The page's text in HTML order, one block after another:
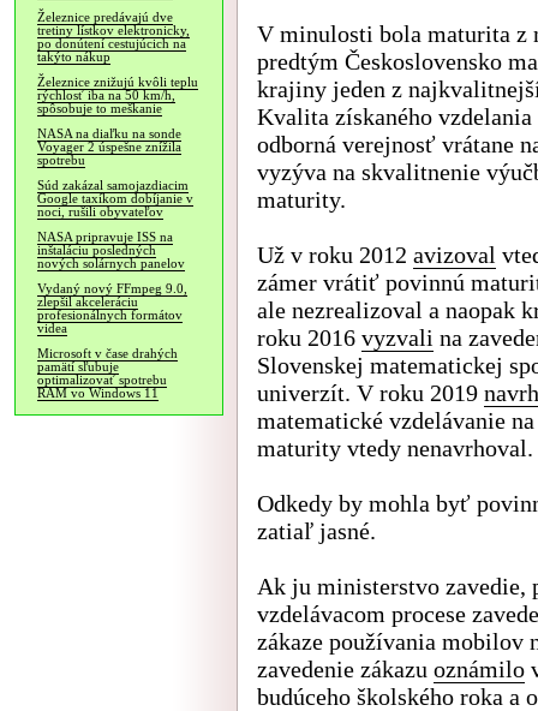
Železnice predávajú dve
tretiny lístkov elektronicky,
po donútení cestujúcich na
takýto nákup
Železnice znižujú kvôli teplu
rýchlosť iba na 50 km/h,
spôsobuje to meškanie
NASA na diaľku na sonde
Voyager 2 úspešne znížila
spotrebu
Súd zakázal samojazdiacim
Google taxíkom dobíjanie v
noci, rušili obyvateľov
NASA pripravuje ISS na
inštaláciu posledných
nových solárnych panelov
Vydaný nový FFmpeg 9.0,
zlepšil akceleráciu
profesionálnych formátov
videa
Microsoft v čase drahých
pamätí sľubuje
optimalizovať spotrebu
RAM vo Windows 11
V minulosti bola maturita z
predtým Československo
krajiny jeden z
Kvalita získaného
odborná verejnosť vrátane
vyzýva na skvalitnenie
maturity.
Už v roku 2012 avizoval
zámer vrátiť povinnú
ale nezrealizoval a naopak
roku 2016 vyzvali na
Slovenskej matematickej
univerzít. V roku 2019
matematické vzdelávanie
maturity vtedy nenavrhoval.
Odkedy by mohla byť
zatiaľ jasné.
Ak ju ministerstvo zavedie,
vzdelávacom procese
zákaze používania mobilov
zavedenie zákazu oznámilo
budúceho školského roka a